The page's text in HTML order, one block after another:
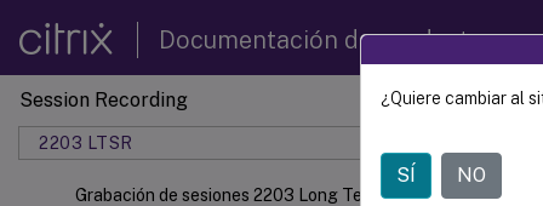
Documentación de productos
Session Recording
2203 LTSR
Grabación de sesiones 2203 Long Term
Este
¿Quiere cambiar al
SÍ NO